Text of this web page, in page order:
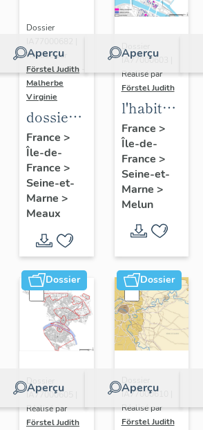
Aperçu
Dossier
Réalisé par
Förstel Judith
Malherbe
Virginie
dossier
collectif
sur les
cours
communes
du
Faubourg
Saint-
Nicolas
France >
Île-de-
France >
Seine-et-
Marne >
Meaux
Aperçu
IA77000603 |
Réalisé par
Förstel Judith
l'habitat
à Melun
France >
Île-de-
France >
Seine-et-
Marne >
Melun
Dossier
Aperçu
IA77000605 |
Réalisé par
Förstel Judith
Dossier
Aperçu
IA77000610 |
Réalisé par
Förstel Judith